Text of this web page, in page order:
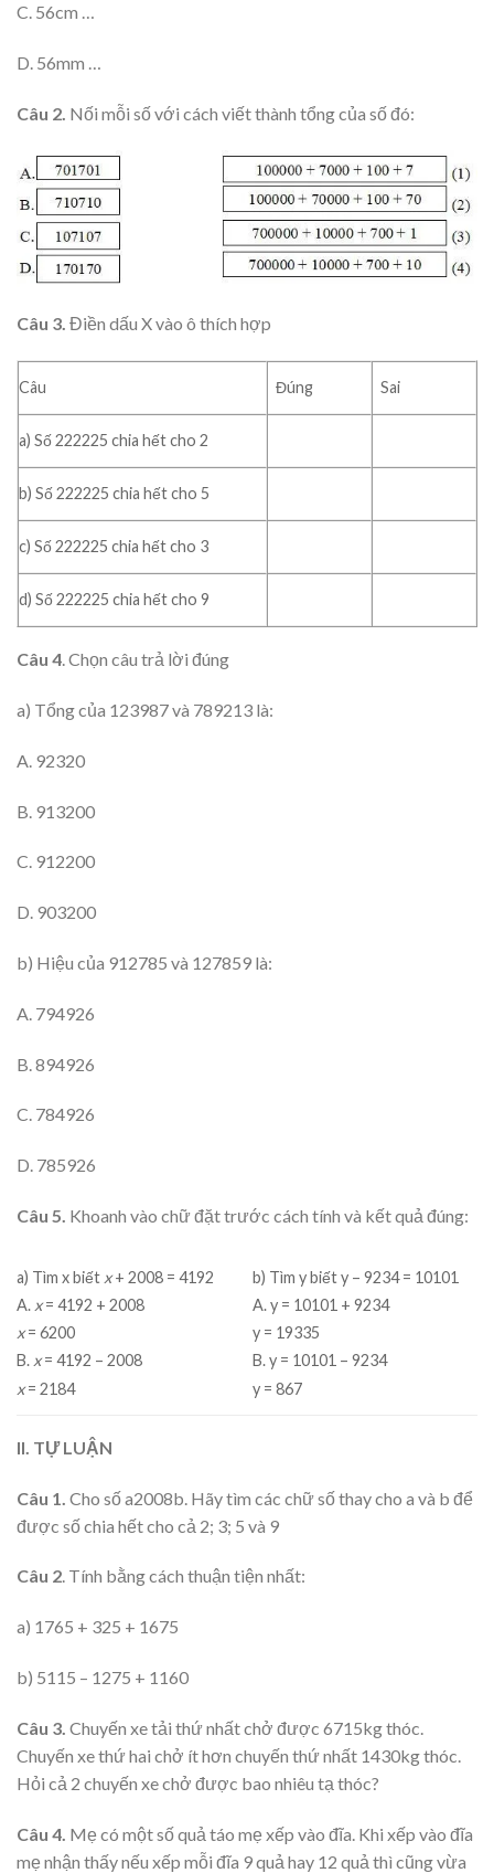
C. 56cm …
D. 56mm …
Câu 2. Nối mỗi số với cách viết thành tổng của số đó:
Câu 3. Điền dấu X vào ô thích hợp
Câu Đúng Sai
a) Số 222225 chia hết cho 2
b) Số 222225 chia hết cho 5
c) Số 222225 chia hết cho 3
d) Số 222225 chia hết cho 9
Câu 4. Chọn câu trả lời đúng
a) Tổng của 123987 và 789213 là:
A. 92320
B. 913200
C. 912200
D. 903200
b) Hiệu của 912785 và 127859 là:
A. 794926
B. 894926
C. 784926
D. 785926
Câu 5. Khoanh vào chữ đặt trước cách tính và kết quả đúng:
a) Tìm x biết x+ 2008 = 4192
A. x= 4192 + 2008
x= 6200
B.x= 4192 – 2008
x= 2184
b) Tìm y biết y – 9234 = 10101
A. y = 10101 + 9234
y = 19335
B. y = 10101 – 9234
y = 867
II. TỰ LUẬN
Câu 1. Cho số a2008b. Hãy tìm các chữ số thay cho a và b để
được số chia hết cho cả 2; 3; 5 và 9
Câu 2. Tính bằng cách thuận tiện nhất:
a) 1765 + 325 + 1675
b) 5115 – 1275 + 1160
Câu 3. Chuyến xe tải thứ nhất chở được 6715kg thóc.
Chuyến xe thứ hai chở ít hơn chuyến thứ nhất 1430kg thóc.
Hỏi cả 2 chuyến xe chở được bao nhiêu tạ thóc?
Câu 4. Mẹ có một số quả táo mẹ xếp vào đĩa. Khi xếp vào đĩa
mẹ nhận thấy nếu xếp mỗi đĩa 9 quả hay 12 quả thì cũng vừa